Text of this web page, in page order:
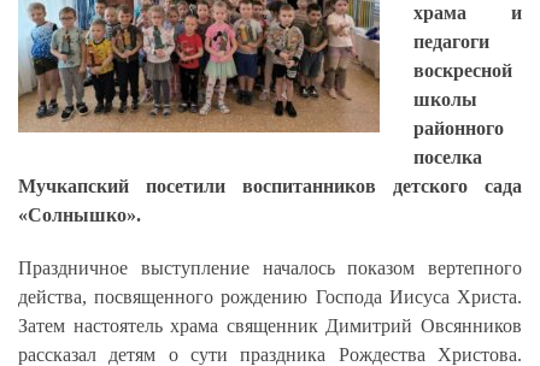
храма и
педагоги
воскресной
школы
районного
поселка
Мучкапский посетили воспитанников детского сада
«Солнышко».
Праздничное выступление началось показом вертепного
действа, посвященного рождению Господа Иисуса Христа.
Затем настоятель храма священник Димитрий Овсянников
рассказал детям о сути праздника Рождества Христова.